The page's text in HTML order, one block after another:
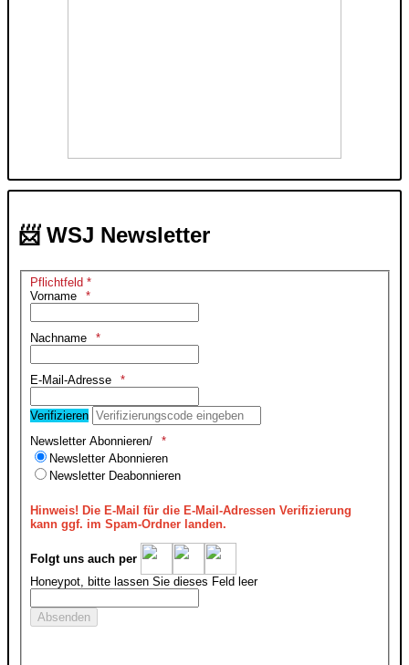
📨 WSJ Newsletter
Pflichtfeld *
Vorname
Nachname
E-Mail-Adresse
Verifizieren
Newsletter Abonnieren/
Newsletter Abonnieren
Newsletter Deabonnieren
Hinweis! Die E-Mail für die E-Mail-Adressen Verifizierung
kann ggf. im Spam-Ordner landen.
Folgt uns auch per
Honeypot, bitte lassen Sie dieses Feld leer